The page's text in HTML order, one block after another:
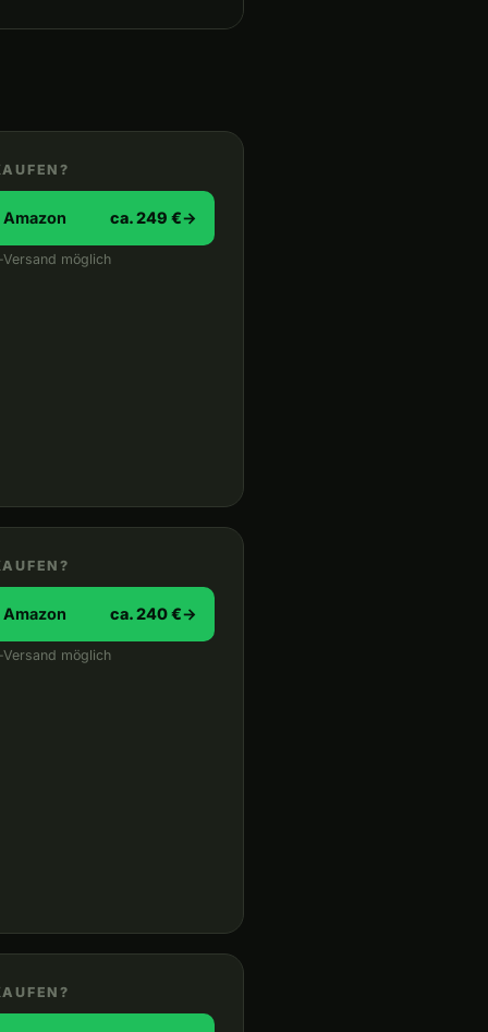
Amazon ca. 249 €→
Versand möglich
Amazon ca. 240 €→
Versand möglich